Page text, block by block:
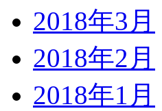
2018年3月
2018年2月
2018年1月